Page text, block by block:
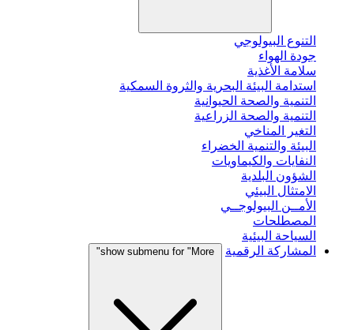
التنوع البيولوجي
جودة الهواء
سلامة الأغذية
استدامة البيئة البحرية والثروة السمكية
التنمية والصحة الحيوانية
التنمية والصحة الزراعية
التغير المناخي
البيئة والتنمية الخضراء
النفايات والكيماويات
الشؤون البلدية
الامتثال البيئي
الأمــن البيولوجــي
المصطلحات
السياحة البيئية
المشاركة الرقمية
show submenu for "More"